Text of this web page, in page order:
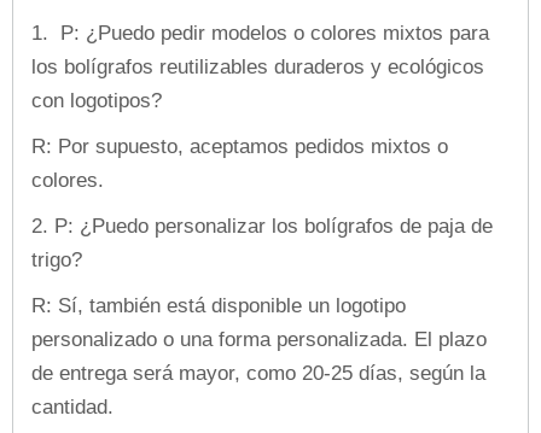
1. P: ¿Puedo pedir modelos o colores mixtos para
los bolígrafos reutilizables duraderos y ecológicos
con logotipos?
R: Por supuesto, aceptamos pedidos mixtos o
colores.
2. P: ¿Puedo personalizar los bolígrafos de paja de
trigo?
R: Sí, también está disponible un logotipo
personalizado o una forma personalizada. El plazo
de entrega será mayor, como 20-25 días, según la
cantidad.